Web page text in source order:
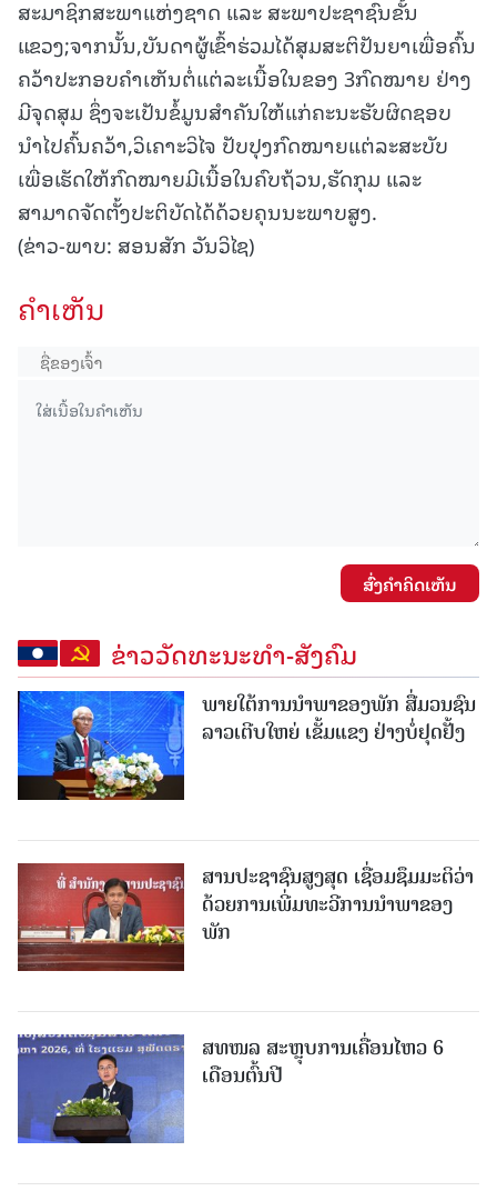
ສະມາຊິກສະພາແຫ່ງຊາດ ແລະ ສະພາປະຊາຊົນຂັ້ນ
ແຂວງ;ຈາກນັ້ນ,ບັນດາຜູ້ເຂົ້າຮ່ວມໄດ້ສຸມສະຕິປັນຍາເພື່ອຄົ້ນ
ຄວ້າປະກອບຄຳເຫັນຕໍ່ແຕ່ລະເນື້ອໃນຂອງ 3ກົດໝາຍ ຢ່າງ
ມີຈຸດສຸມ ຊຶ່ງຈະເປັນຂໍ້ມູນສຳຄັນໃຫ້ແກ່ຄະນະຮັບຜິດຊອບ
ນຳໄປຄົ້ນຄວ້າ,ວິເຄາະວິໄຈ ປັບປຸງກົດໝາຍແຕ່ລະສະບັບ
ເພື່ອເຮັດໃຫ້ກົດໝາຍມີເນື້ອໃນຄົບຖ້ວນ,ຮັດກຸມ ແລະ
ສາມາດຈັດຕັ້ງປະຕິບັດໄດ້ດ້ວຍຄຸນນະພາບສູງ.
(ຂ່າວ-ພາບ: ສອນສັກ ວັນວິໄຊ)
ຄໍາເຫັນ
ສົ່ງຄໍາຄິດເຫັນ
ຂ່າວວັດທະນະທຳ-ສັງຄົມ
ພາຍໃຕ້ການນໍາພາຂອງພັກ ສື່ມວນຊົນ
ລາວເຕີບໃຫຍ່ ເຂັ້ມແຂງ ຢ່າງບໍ່ຢຸດຢັ້ງ
ສານປະຊາຊົນສູງສຸດ ເຊື່ອມຊຶມມະຕິວ່າ
ດ້ວຍການເພີ່ມທະວີການນຳພາຂອງ
ພັກ
ສທໜລ ສະຫຼຸບການເຄື່ອນໄຫວ 6
ເດືອນຕົ້ນປີ